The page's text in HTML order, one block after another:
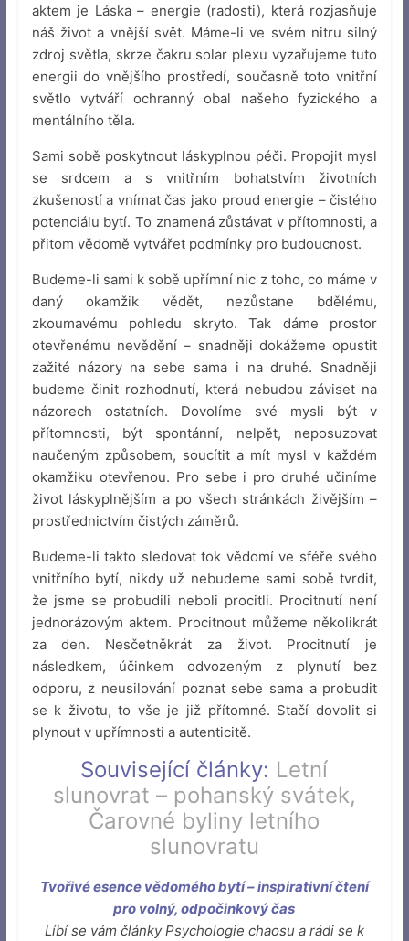
aktem je Láska – energie (radosti), která rozjasňuje
náš život a vnější svět. Máme-li ve svém nitru silný
zdroj světla, skrze čakru solar plexu vyzařujeme tuto
energii do vnějšího prostředí, současně toto vnitřní
světlo vytváří ochranný obal našeho fyzického a
mentálního těla.
Sami sobě poskytnout láskyplnou péči. Propojit mysl
se srdcem a s vnitřním bohatstvím životních
zkušeností a vnímat čas jako proud energie – čistého
potenciálu bytí. To znamená zůstávat v přítomnosti, a
přitom vědomě vytvářet podmínky pro budoucnost.
Budeme-li sami k sobě upřímní nic z toho, co máme v
daný okamžik vědět, nezůstane bdělému,
zkoumavému pohledu skryto. Tak dáme prostor
otevřenému nevědění – snadněji dokážeme opustit
zažité názory na sebe sama i na druhé. Snadněji
budeme činit rozhodnutí, která nebudou záviset na
názorech ostatních. Dovolíme své mysli být v
přítomnosti, být spontánní, nelpět, neposuzovat
naučeným způsobem, soucítit a mít mysl v každém
okamžiku otevřenou. Pro sebe i pro druhé učiníme
život láskyplnějším a po všech stránkách živějším –
prostřednictvím čistých záměrů.
Budeme-li takto sledovat tok vědomí ve sféře svého
vnitřního bytí, nikdy už nebudeme sami sobě tvrdit,
že jsme se probudili neboli procitli. Procitnutí není
jednorázovým aktem. Procitnout můžeme několikrát
za den. Nesčetněkrát za život. Procitnutí je
následkem, účinkem odvozeným z plynutí bez
odporu, z neusilování poznat sebe sama a probudit
se k životu, to vše je již přítomné. Stačí dovolit si
plynout v upřímnosti a autenticitě.
Související články: Letní
slunovrat – pohanský svátek,
Čarovné byliny letního
slunovratu
Tvořivé esence vědomého bytí – inspirativní čtení
pro volný, odpočinkový čas
Líbí se vám články Psychologie chaosu a rádi se k